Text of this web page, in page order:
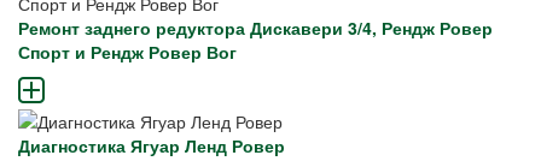
Ремонт заднего редуктора Дискавери 3/4, Рендж Ровер
Спорт и Рендж Ровер Вог
Диагностика Ягуар Ленд Ровер